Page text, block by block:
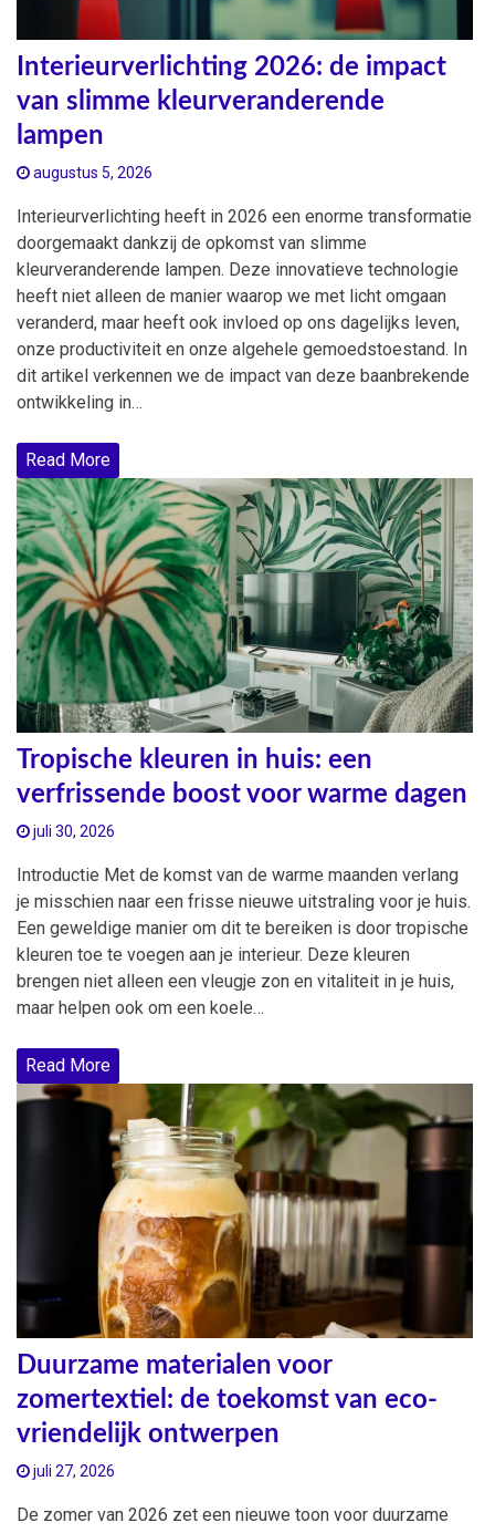
Interieurverlichting 2026: de impact
van slimme kleurveranderende
lampen
augustus 5, 2026
Interieurverlichting heeft in 2026 een enorme transformatie
doorgemaakt dankzij de opkomst van slimme
kleurveranderende lampen. Deze innovatieve technologie
heeft niet alleen de manier waarop we met licht omgaan
veranderd, maar heeft ook invloed op ons dagelijks leven,
onze productiviteit en onze algehele gemoedstoestand. In
dit artikel verkennen we de impact van deze baanbrekende
ontwikkeling in…
Read More
Tropische kleuren in huis: een
verfrissende boost voor warme dagen
juli 30, 2026
Introductie Met de komst van de warme maanden verlang
je misschien naar een frisse nieuwe uitstraling voor je huis.
Een geweldige manier om dit te bereiken is door tropische
kleuren toe te voegen aan je interieur. Deze kleuren
brengen niet alleen een vleugje zon en vitaliteit in je huis,
maar helpen ook om een koele…
Read More
Duurzame materialen voor
zomertextiel: de toekomst van eco-
vriendelijk ontwerpen
juli 27, 2026
De zomer van 2026 zet een nieuwe toon voor duurzame